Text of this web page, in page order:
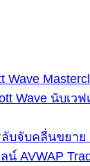
Wave
Wave นับเว
บจับคลื่นขยาย
น์ AVWAP